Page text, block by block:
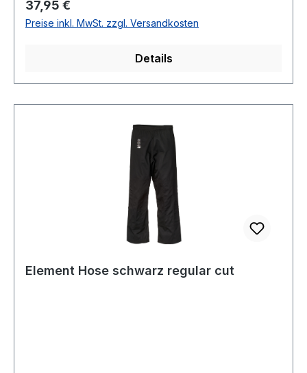
Regulärer Preis:
37,95 €
Preise inkl. MwSt. zzgl. Versandkosten
Details
Element Hose schwarz regular cut